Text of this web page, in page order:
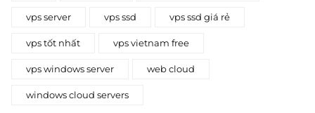
vps server vps ssd vps ssd giá rẻ
vps tốt nhất vps vietnam free
vps windows server web cloud
windows cloud servers